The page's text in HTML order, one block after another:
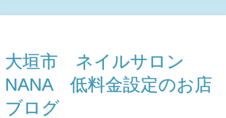
大垣市 ネイルサロン
NANA 低料金設定のお店
ブログ